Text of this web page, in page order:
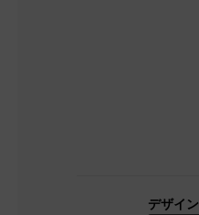
デザイン